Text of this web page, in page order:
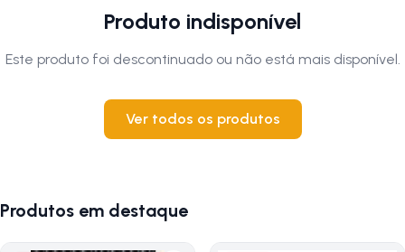
Produto indisponível
Este produto foi descontinuado ou não está mais disponível.
Ver todos os produtos
Produtos em destaque